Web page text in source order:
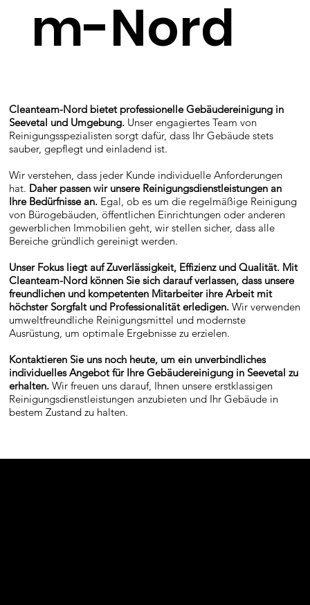
m-Nord
Cleanteam-Nord bietet professionelle Gebäudereinigung in
Seevetal und Umgebung.Unser engagiertes Team von
Reinigungsspezialisten sorgt dafür, dass Ihr Gebäude stets
sauber, gepflegt und einladend ist.
Wir verstehen, dass jeder Kunde individuelle Anforderungen
hat. Daher passen wir unsere Reinigungsdienstleistungen an
Ihre Bedürfnisse an.Egal, ob es um die regelmäßige Reinigung
von Bürogebäuden, öffentlichen Einrichtungen oder anderen
gewerblichen Immobilien geht, wir stellen sicher, dass alle
Bereiche gründlich gereinigt werden.
Unser Fokus liegt auf Zuverlässigkeit, Effizienz und Qualität. Mit
Cleanteam-Nord können Sie sich darauf verlassen, dass unsere
freundlichen und kompetenten Mitarbeiter ihre Arbeit mit
höchster Sorgfalt und Professionalität erledigen.Wir verwenden
umweltfreundliche Reinigungsmittel und modernste
Ausrüstung, um optimale Ergebnisse zu erzielen.
Kontaktieren Sie uns noch heute, um ein unverbindliches
individuelles Angebot für Ihre Gebäudereinigung in Seevetal zu
erhalten.Wir freuen uns darauf, Ihnen unsere erstklassigen
Reinigungsdienstleistungen anzubieten und Ihr Gebäude in
bestem Zustand zu halten.